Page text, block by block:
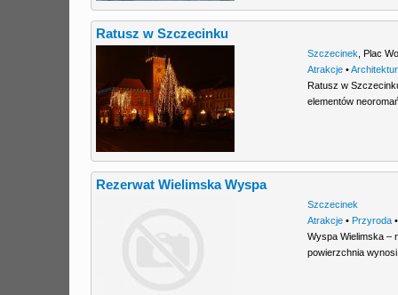
Ratusz w Szczecinku
Szczecinek
Plac
Atrakcje •
Ratusz w
elementów
Rezerwat Wielimska Wyspa
Szczecinek
Atrakcje • Przyroda
Wyspa Wielimska –
powierzchnia